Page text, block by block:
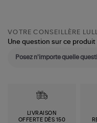
VOTRE CONSEILLÈRE
Une question sur ce produit
LIVRAISON
OFFERTE DÈS 150